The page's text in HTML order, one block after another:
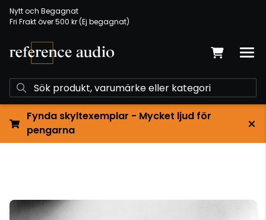
Nytt och Begagnat
Fri Frakt över 500 kr (Ej begagnat)
Fynda skyltexemplar - Mycket ljud för
pengarna